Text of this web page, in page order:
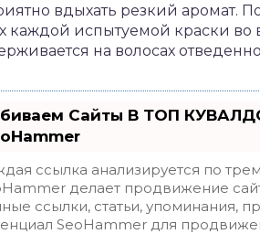
вдыхать резкий аромат.
каждой испытуемой краски
на волосах
Сайты В ТОП
ссылка анализируется по
делает продвижение
ссылки, статьи, упоминания,
SeoHammer для